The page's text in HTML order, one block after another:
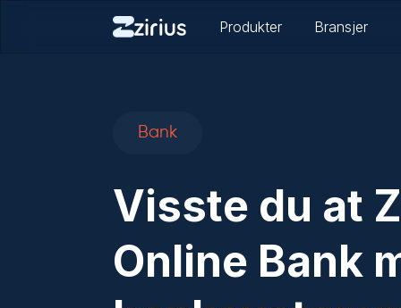
Produkter Bransjer
Bank
Visste du at
Online Bank